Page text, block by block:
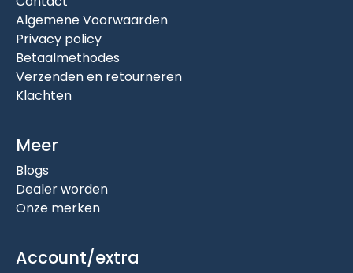
Algemene Voorwaarden
Privacy policy
Betaalmethodes
Verzenden en retourneren
Klachten
Meer
Blogs
Dealer worden
Onze merken
Account/extra